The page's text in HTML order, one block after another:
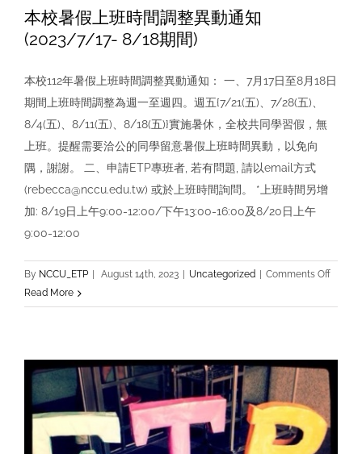
本校暑假上班時間調整異動通知
(2023/7/17- 8/18期間)
本校112年暑假上班時間調整異動通知： 一、7月17日至8月18日
期間上班時間調整為週一至週四。週五{7/21(五)、7/28(五)、
8/4(五)、8/11(五)、8/18(五)}實施暑休，全校共同學習假，無
上班。提醒需要洽公的同學留意暑假上班時間異動，以免向
隅，謝謝。 二、申請ETP專班者, 若有問題, 請以email方式
(rebecca@nccu.edu.tw) 或於上班時間詢問。 *上班時間另增
加: 8/19日上午9:00-12:00/下午13:00-16:00及8/20日上午
9:00-12:00
By NCCU_ETP August 14th, 2023 Uncategorized Comments Offon
校
Read More